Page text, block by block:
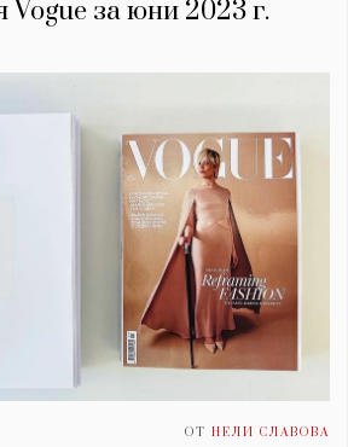
Vogue за юни 2023 г.
ОТ НЕЛИ СЛАВОВА